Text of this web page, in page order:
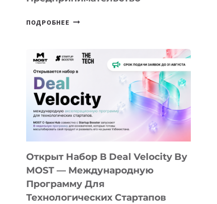
ПОДРОБНЕЕ ОТ
АЛМАТЫ:
КАК
AI
YOUTH
CAMP
ДАЛ
30
ПОДРОСТКАМ
БИЛЕТ
В
ПРЕДПРИНИМАТЕЛЬСТВО
Открыт Набор В Deal Velocity By
MOST — Международную
Программу Для
Технологических Стартапов